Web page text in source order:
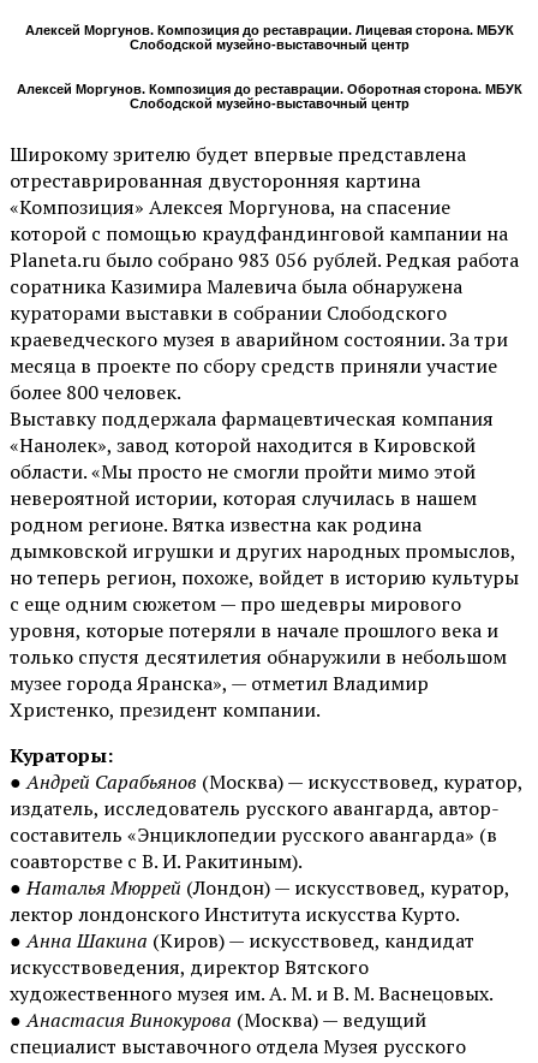
Алексей Моргунов. Композиция до реставрации. Лицевая сторона. МБУК
Слободской музейно-выставочный центр
Алексей Моргунов. Композиция до реставрации. Оборотная сторона. МБУК
Слободской музейно-выставочный центр
Широкому зрителю будет впервые представлена
отреставрированная двусторонняя картина
«Композиция» Алексея Моргунова, на спасение
которой с помощью краудфандинговой кампании на
Planeta.ru было собрано 983 056 рублей. Редкая работа
соратника Казимира Малевича была обнаружена
кураторами выставки в собрании Слободского
краеведческого музея в аварийном состоянии. За три
месяца в проекте по сбору средств приняли участие
более 800 человек.
Выставку поддержала фармацевтическая компания
«Нанолек», завод которой находится в Кировской
области. «Мы просто не смогли пройти мимо этой
невероятной истории, которая случилась в нашем
родном регионе. Вятка известна как родина
дымковской игрушки и других народных промыслов,
но теперь регион, похоже, войдет в историю культуры
с еще одним сюжетом — про шедевры мирового
уровня, которые потеряли в начале прошлого века и
только спустя десятилетия обнаружили в небольшом
музее города Яранска», — отметил Владимир
Христенко, президент компании.
Кураторы:
●Андрей Сарабьянов (Москва) — искусствовед, куратор,
издатель, исследователь русского авангарда, автор-
составитель «Энциклопедии русского авангарда» (в
соавторстве с В. И. Ракитиным).
●Наталья Мюррей (Лондон) — искусствовед, куратор,
лектор лондонского Института искусства Курто.
●Анна Шакина (Киров) — искусствовед, кандидат
искусствоведения, директор Вятского
художественного музея им. А. М. и В. М. Васнецовых.
●Анастасия Винокурова (Москва) — ведущий
специалист выставочного отдела Музея русского